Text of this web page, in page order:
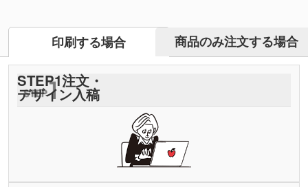
印刷する場合 商品のみ注文する場合
STEP1注文・
デザイン入稿